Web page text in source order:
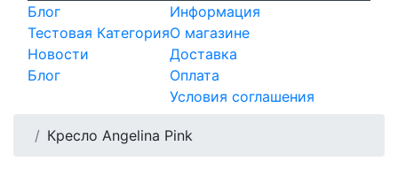
Блог
Тестовая Категория
Новости
Блог
Информация
О магазине
Доставка
Оплата
Условия соглашения
Кресло Angelina Pink